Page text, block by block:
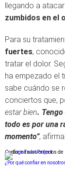
llegando a
zumbidos en el
Para su
fuertes,
tratar el dolor.
ha empezado el
sabe cuándo se
conciertos que,
estar bien.
todo es por una
momento”, afirma.
Conforme a los criterios de
¿Por qué confiar en